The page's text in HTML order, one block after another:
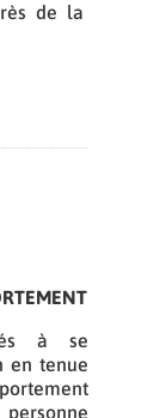
de la
à se
en tenue